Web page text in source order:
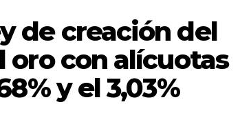
de creación del
con alícuotas
y el 3,03%